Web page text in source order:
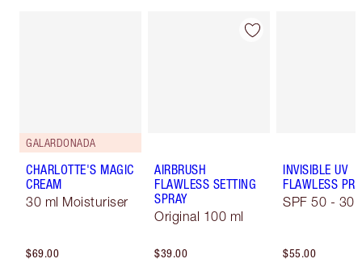
GALARDONADA
CHARLOTTE'S MAGIC
CREAM
30 ml Moisturiser
$69.00
AIRBRUSH
FLAWLESS SETTING
SPRAY
Original 100 ml
$39.00
INVISIBLE UV
FLAWLESS
SPF 50 - 30
$55.00